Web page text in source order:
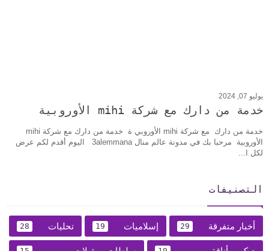
يوليو 07, 2024
خدمة من دارك مع شركة mihi الأوروبية
خدمة من دارك مع شركة mihi الأوروبي ة خدمة من دارك مع شركة mihi
الأوروبية مرحبا بك في مدونة عالم منال 3alemmana اليوم أقدم لكم عرض
لكل ا...
التصنيفات
أخبار متفرقة 29 إسلاميات 19 تحليات 28